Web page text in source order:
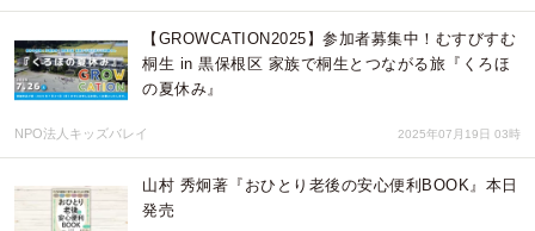
【GROWCATION2025】参加者募集中！むすびすむ
桐生 in 黒保根区 家族で桐生とつながる旅『くろほ
の夏休み』
NPO法人キッズバレイ 2025年07月19日 03時
山村 秀炯著『おひとり老後の安心便利BOOK』本日
発売